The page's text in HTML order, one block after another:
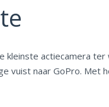
kleinste actiecamera
vuist naar GoPro. Met